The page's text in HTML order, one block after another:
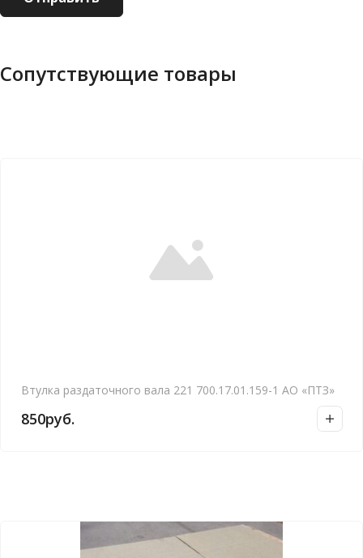
Сопутствующие товары
Втулка раздаточного вала 221 700.17.01.159-1 АО «ПТЗ»
850руб.